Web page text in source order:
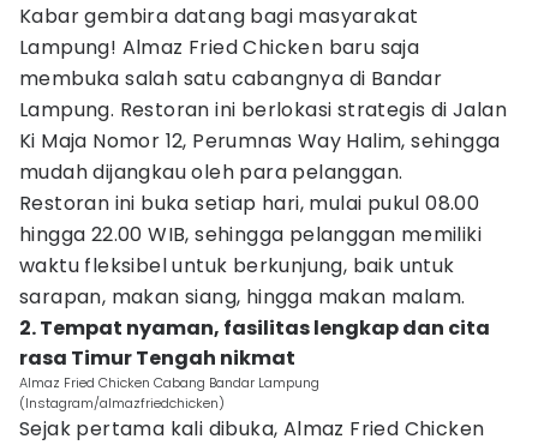
Kabar gembira datang bagi masyarakat
Lampung! Almaz Fried Chicken baru saja
membuka salah satu cabangnya di Bandar
Lampung. Restoran ini berlokasi strategis di Jalan
Ki Maja Nomor 12, Perumnas Way Halim, sehingga
mudah dijangkau oleh para pelanggan.
Restoran ini buka setiap hari, mulai pukul 08.00
hingga 22.00 WIB, sehingga pelanggan memiliki
waktu fleksibel untuk berkunjung, baik untuk
sarapan, makan siang, hingga makan malam.
2. Tempat nyaman, fasilitas lengkap dan cita
rasa Timur Tengah nikmat
Almaz Fried Chicken Cabang Bandar Lampung
(Instagram/almazfriedchicken)
Sejak pertama kali dibuka, Almaz Fried Chicken